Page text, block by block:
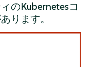
のKubernetesコ
ります。